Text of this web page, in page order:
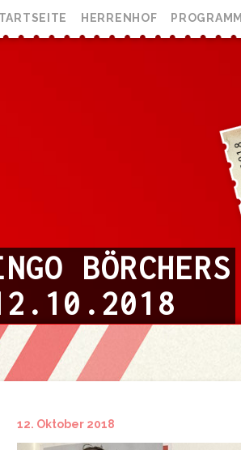
HERRENHOF PROGRAMM
BÖRCHERS
12. Oktober 2018